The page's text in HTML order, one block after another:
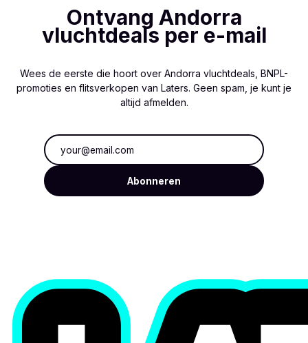
Ontvang Andorra
vluchtdeals per e-mail
Wees de eerste die hoort over Andorra vluchtdeals, BNPL-
promoties en flitsverkopen van Laters. Geen spam, je kunt je
altijd afmelden.
E-mailadres
Abonneren